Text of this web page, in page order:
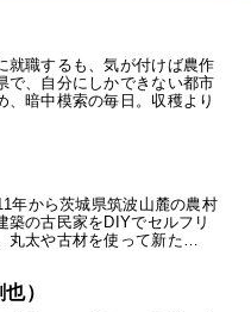
就職するも、気が付けば農作
で、自分にしかできない都市
、暗中模索の毎日。収穫より
年から茨城県筑波山麓の農村
築の古民家をDIYでセルフリ
丸太や古材を使って新た…
）